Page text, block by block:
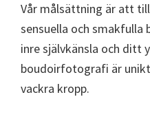
Vår målsättning är att
sensuella och
inre självkänsla och ditt
boudoirfotografi är
vackra kropp.